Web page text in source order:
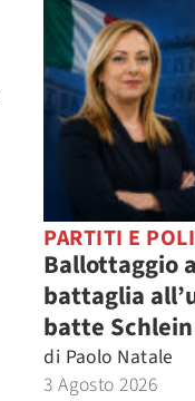
PARTITI E
Ballottaggio
battaglia
batte
di Paolo Natale
3 Agosto 2026